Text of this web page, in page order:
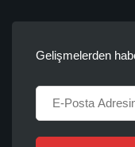
Gelişmelerden